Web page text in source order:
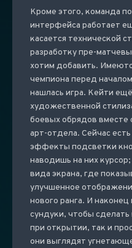
Кроме этого, команда
интерфейса работает
касается технической
разработку пре-
хотим добавить.
чемпиона перед
нашлась игра. Кейти
художественной
боевых обрядов вместе
арт-отдела. Сейчас
эффекты подсветки
наводишь на них
вида экрана, где
улучшенное
нового ранга. И
сундуки, чтобы сделать
при открытии, так и
они выглядят